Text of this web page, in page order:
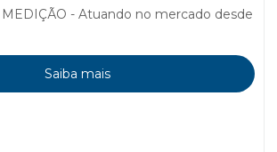
- Atuando no mercado desde
Saiba mais